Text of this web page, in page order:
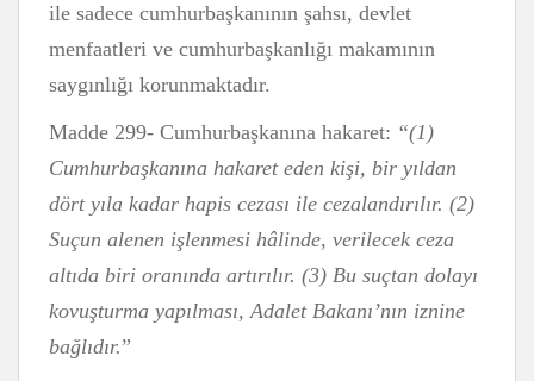
ile sadece cumhurbaşkanının şahsı, devlet
menfaatleri ve cumhurbaşkanlığı makamının
saygınlığı korunmaktadır.
Madde 299- Cumhurbaşkanına hakaret: “(1)
Cumhurbaşkanına hakaret eden kişi, bir yıldan
dört yıla kadar hapis cezası ile cezalandırılır. (2)
Suçun alenen işlenmesi hâlinde, verilecek ceza
altıda biri oranında artırılır. (3) Bu suçtan dolayı
kovuşturma yapılması, Adalet Bakanı’nın iznine
bağlıdır.”